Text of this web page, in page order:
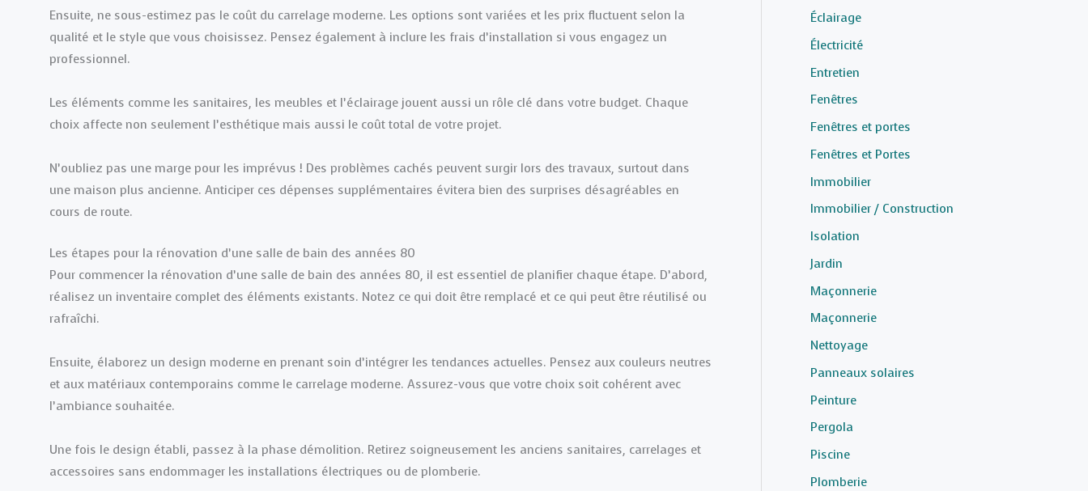
Ensuite, ne sous-estimez pas le coût du carrelage moderne. Les options sont variées et les prix fluctuent selon la
qualité et le style que vous choisissez. Pensez également à inclure les frais d’installation si vous engagez un
professionnel.
Les éléments comme les sanitaires, les meubles et l’éclairage jouent aussi un rôle clé dans votre budget. Chaque
choix affecte non seulement l’esthétique mais aussi le coût total de votre projet.
N’oubliez pas une marge pour les imprévus ! Des problèmes cachés peuvent surgir lors des travaux, surtout dans
une maison plus ancienne. Anticiper ces dépenses supplémentaires évitera bien des surprises désagréables en
cours de route.
Les étapes pour la rénovation d’une salle de bain des années 80
Pour commencer la rénovation d’une salle de bain des années 80, il est essentiel de planifier chaque étape. D’abord,
réalisez un inventaire complet des éléments existants. Notez ce qui doit être remplacé et ce qui peut être réutilisé ou
rafraîchi.
Ensuite, élaborez un design moderne en prenant soin d’intégrer les tendances actuelles. Pensez aux couleurs neutres
et aux matériaux contemporains comme le carrelage moderne. Assurez-vous que votre choix soit cohérent avec
l’ambiance souhaitée.
Une fois le design établi, passez à la phase démolition. Retirez soigneusement les anciens sanitaires, carrelages et
accessoires sans endommager les installations électriques ou de plomberie.
Éclairage
Électricité
Entretien
Fenêtres
Fenêtres et portes
Fenêtres et Portes
Immobilier
Immobilier / Construction
Isolation
Jardin
Maçonnerie
Maçonnerie
Nettoyage
Panneaux solaires
Peinture
Pergola
Piscine
Plomberie